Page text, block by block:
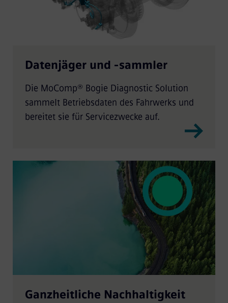
Datenjäger und -sammler
Die MoComp® Bogie Diagnostic Solution
sammelt Betriebsdaten des Fahrwerks und
bereitet sie für Servicezwecke auf.
Ganzheitliche Nachhaltigkeit